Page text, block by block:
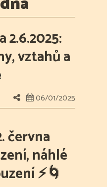
vztahů a
06/01/2025
června
náhlé
⚡🌀